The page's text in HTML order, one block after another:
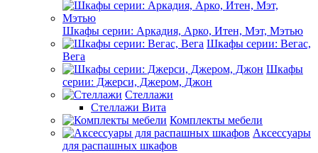
Шкафы серии: Аркадия, Арко, Итен, Мэт, Мэтью
Шкафы серии: Вегас,
Вега
Шкафы
серии: Джерси, Джером, Джон
Стеллажи
Стеллажи Вита
Комплекты мебели
Аксессуары
для распашных шкафов